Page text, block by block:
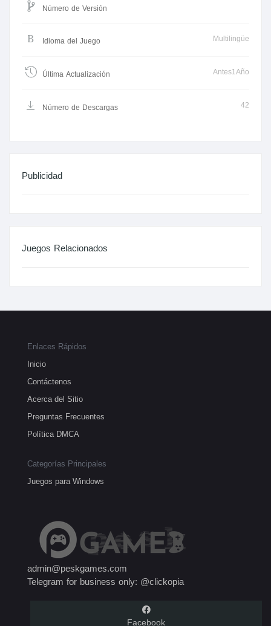
Número de Versión
Idioma del Juego Multilingüe
Última Actualización Antes1Año
Número de Descargas 42
Publicidad
Juegos Relacionados
Enlaces Rápidos
Inicio
Contáctenos
Acerca del Sitio
Preguntas Frecuentes
Política DMCA
Categorías Principales
Juegos para Windows
admin@peskgames.com
Telegram for business only: @clickopia
Facebook